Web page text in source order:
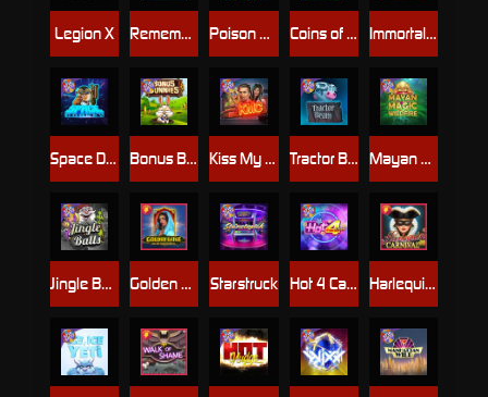
Kiss My Chainsaw Tractor Beam
Space Donkey
Starstruck
Poison Eve
Golden Genie And The Walking Wilds
Immortal Fruits
Coins of Fortune
Mayan Magic Wildfire
Legion X
Bonus Bunnies
Hot 4 Cash
Jingle Balls Harlequin Carnival
Remember Gulag